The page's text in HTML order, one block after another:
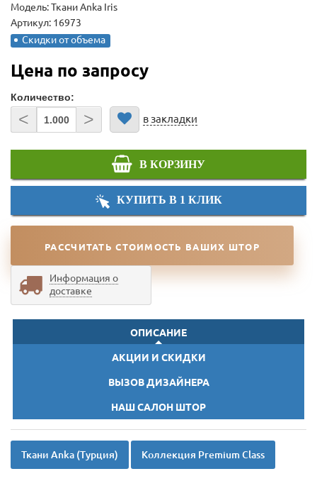
Модель:Ткани Anka Iris
Артикул: 16973
Скидки от объема
Цена по запросу
Количество:
< > в закладки
В КОРЗИНУ
КУПИТЬ В 1 КЛИК
РАССЧИТАТЬ СТОИМОСТЬ ВАШИХ ШТОР
Информация о
доставке
ОПИСАНИЕ
АКЦИИ И СКИДКИ
ВЫЗОВ ДИЗАЙНЕРА
НАШ САЛОН ШТОР
Ткани Anka (Турция) Коллекция Premium Class